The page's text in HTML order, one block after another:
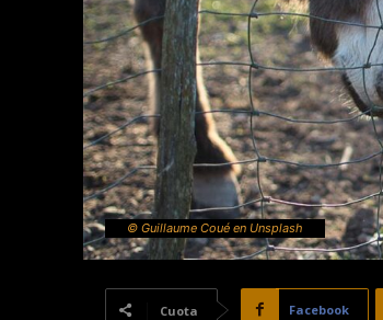
© Guillaume Coué en Unsplash
Cuota Facebook